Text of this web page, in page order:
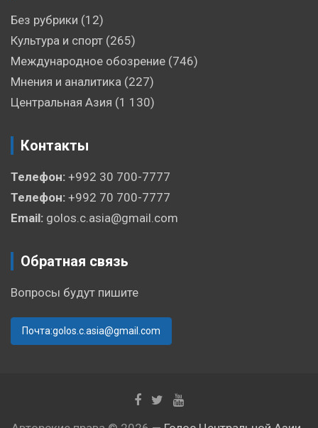
Без рубрики (12)
Культура и спорт (265)
Международное обозрение (746)
Мнения и аналитика (227)
Центральная Азия (1 130)
Контакты
Телефон: +992 30 700-7777
Телефон: +992 70 700-7777
Email: golos.c.asia@gmail.com
Обратная связь
Вопросы будут пишите
Почта:golos.c.asia@gmail.com